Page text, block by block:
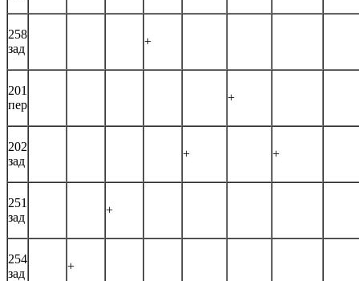
258
зад
+
201
пер
+
202
зад
+ +
251
зад
+
254
зад
+